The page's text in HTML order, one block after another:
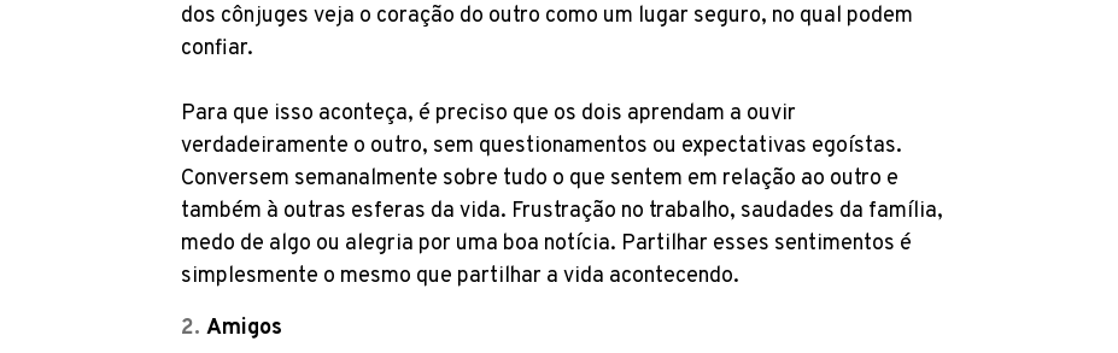
dos cônjuges veja o coração do outro como um lugar seguro, no qual podem
confiar.
Para que isso aconteça, é preciso que os dois aprendam a ouvir
verdadeiramente o outro, sem questionamentos ou expectativas egoístas.
Conversem semanalmente sobre tudo o que sentem em relação ao outro e
também à outras esferas da vida. Frustração no trabalho, saudades da família,
medo de algo ou alegria por uma boa notícia. Partilhar esses sentimentos é
simplesmente o mesmo que partilhar a vida acontecendo.
Amigos